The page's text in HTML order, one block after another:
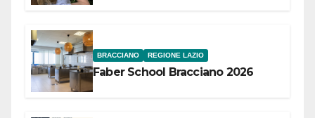
BRACCIANO REGIONE LAZIO
Faber School Bracciano 2026